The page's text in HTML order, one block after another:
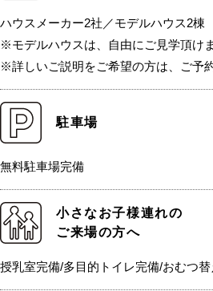
ハウスメーカー2社／モデルハウス2棟
※モデルハウスは、自由にご見学頂けま
※詳しいご説明をご希望の方は、ご予
駐車場
無料駐車場完備
小さなお子様連れの
ご来場の方へ
授乳室完備/多目的トイレ完備/おむつ